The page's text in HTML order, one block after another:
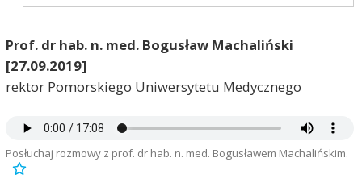
Prof. dr hab. n. med. Bogusław Machaliński
[27.09.2019]
rektor Pomorskiego Uniwersytetu Medycznego
Posłuchaj rozmowy z prof. dr hab. n. med. Bogusławem Machalińskim.